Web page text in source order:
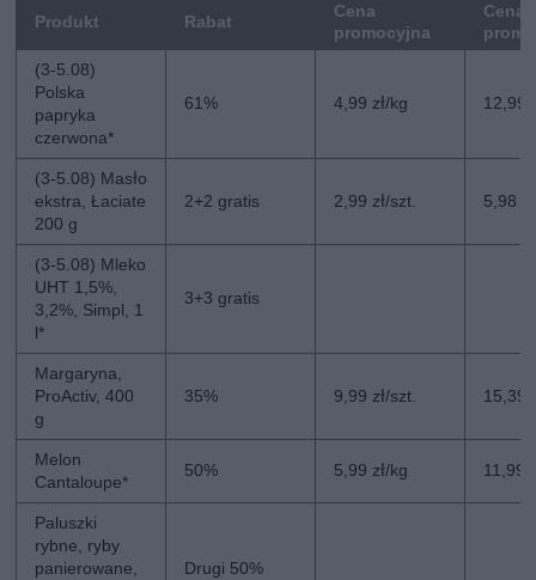
Produkt Rabat
Cena
promocyjna
Cena
(3-5.08)
Polska
papryka
czerwona*
61% 4,99 zł/kg 12,99
(3-5.08) Masło
ekstra, Łaciate
200 g
2+2 gratis 2,99 zł/szt. 5,98
(3-5.08) Mleko
UHT 1,5%,
3,2%, Simpl, 1
l*
3+3 gratis
Margaryna,
ProActiv, 400
g
35% 9,99 zł/szt. 15,39
Melon
Cantaloupe*
50% 5,99 zł/kg 11,99
Paluszki
rybne, ryby
panierowane,
Drugi 50%